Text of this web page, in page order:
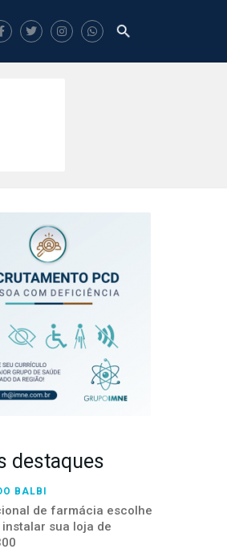
destaques
BALBI
de farmácia escolhe
instalar sua loja de